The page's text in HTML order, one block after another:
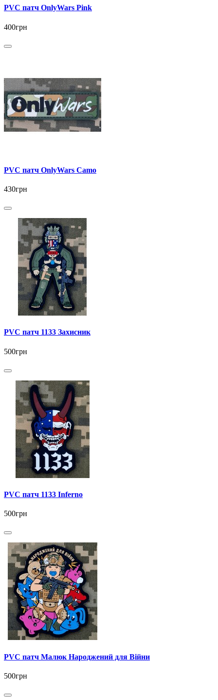
PVC патч OnlyWars Pink
400грн
PVC патч OnlyWars Camo
430грн
PVC патч 1133 Захисник
500грн
PVC патч 1133 Inferno
500грн
PVC патч Малюк Народжений для Війни
500грн